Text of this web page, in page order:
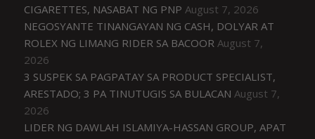
CIGARETTES, NASABAT NG PNP August 7, 2026
NEGOSYANTE TINANGAYAN NG CASH, DOLYAR AT
ROLEX NG LIMANG RIDER SA BACOOR August 7,
2026
3 SUSPEK SA PAGPATAY SA PRODUCT SPECIALIST,
ARESTADO; 3 PA TINUTUGIS SA BULACAN August 7,
2026
LIDER NG DAWLAH ISLAMIYA-HASSAN GROUP, APAT